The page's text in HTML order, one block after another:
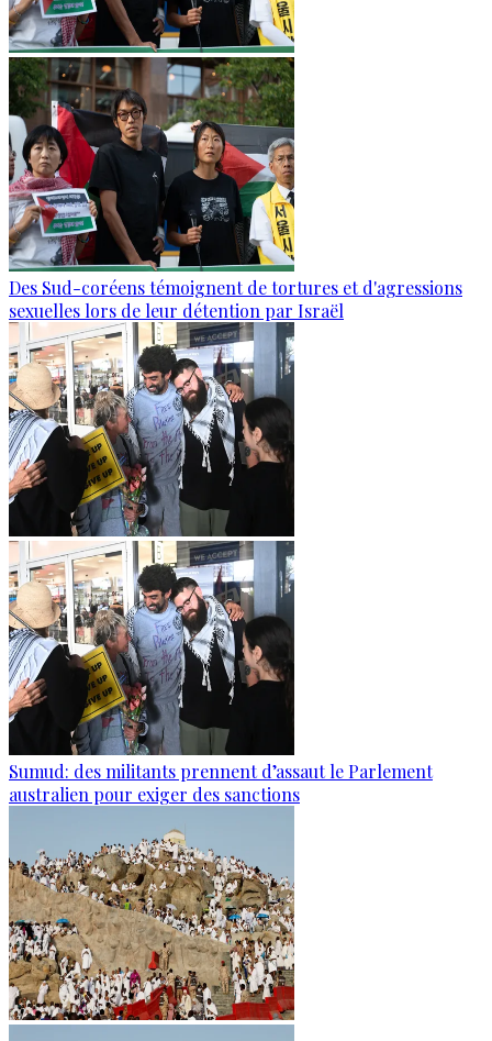
Des Sud-coréens témoignent de tortures et d'agressions
sexuelles lors de leur détention par Israël
Sumud: des militants prennent d’assaut le Parlement
australien pour exiger des sanctions